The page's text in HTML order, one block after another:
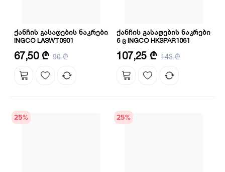
ქანჩის გასაღების ნაკრები
INGCO LASWT0901
რაოდენობა: 9
მასალა: CRV
67,50 ₾ 90 ₾
ქანჩის გასაღების ნაკრები
6 ც INGCO HKSPAR1061
მასალა: CRV
რაოდენობა: 6
107,25 ₾ 143 ₾
25% 25%